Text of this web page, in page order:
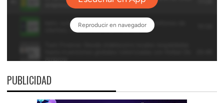
PUBLICIDAD